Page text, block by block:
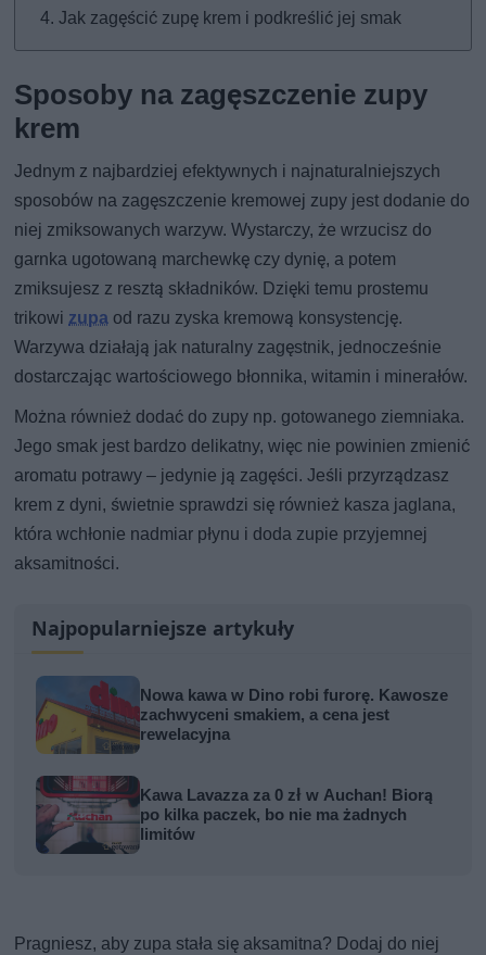
Jak zagęścić zupę krem i podkreślić jej smak
Sposoby na zagęszczenie zupy
krem
Jednym z najbardziej efektywnych i najnaturalniejszych
sposobów na zagęszczenie kremowej zupy jest dodanie do
niej zmiksowanych warzyw. Wystarczy, że wrzucisz do
garnka ugotowaną marchewkę czy dynię, a potem
zmiksujesz z resztą składników. Dzięki temu prostemu
trikowi zupa od razu zyska kremową konsystencję.
Warzywa działają jak naturalny zagęstnik, jednocześnie
dostarczając wartościowego błonnika, witamin i minerałów.
Można również dodać do zupy np. gotowanego ziemniaka.
Jego smak jest bardzo delikatny, więc nie powinien zmienić
aromatu potrawy – jedynie ją zagęści. Jeśli przyrządzasz
krem z dyni, świetnie sprawdzi się również kasza jaglana,
która wchłonie nadmiar płynu i doda zupie przyjemnej
aksamitności.
Najpopularniejsze artykuły
Nowa kawa w Dino robi furorę. Kawosze
zachwyceni smakiem, a cena jest
rewelacyjna
Kawa Lavazza za 0 zł w Auchan! Biorą
po kilka paczek, bo nie ma żadnych
limitów
Pragniesz, aby zupa stała się aksamitna? Dodaj do niej